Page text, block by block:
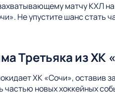
матчу КХЛ
Не упустите шанс стать
Третьяка из ХК
ХК «Сочи», оставив
частью новых хоккейных